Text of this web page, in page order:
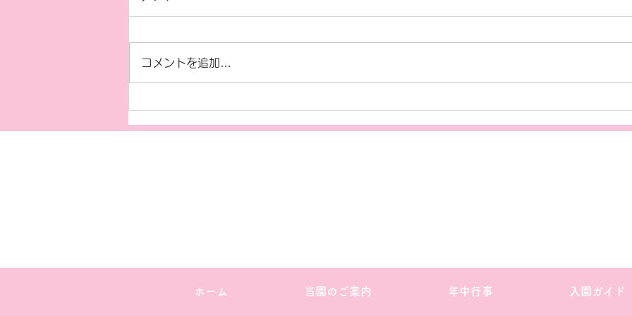
コメントを追加…
ホーム 当園のご案内 年中行事 入園ガイド